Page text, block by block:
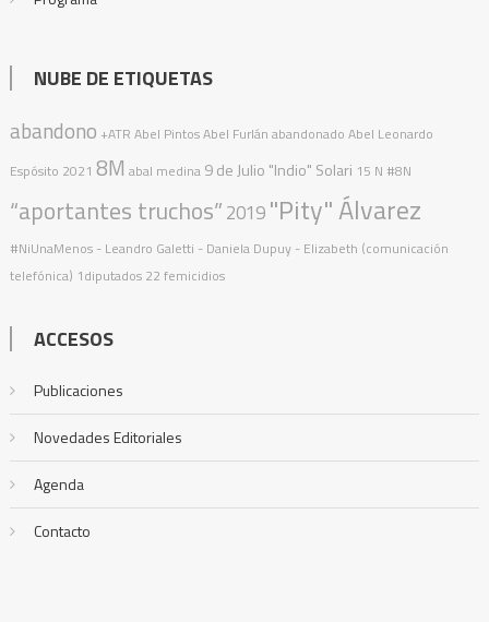
NUBE DE ETIQUETAS
abandono +ATR Abel PintosAbel Furlán abandonado Abel Leonardo
Espósito 2021 8M abal medina 9 de Julio "Indio" Solari 15 N #8N
“aportantes truchos”2019"Pity" Álvarez
#NiUnaMenos - Leandro Galetti - Daniela Dupuy - Elizabeth (comunicación
telefónica) 1diputados 22 femicidios
ACCESOS
Publicaciones
Novedades Editoriales
Agenda
Contacto